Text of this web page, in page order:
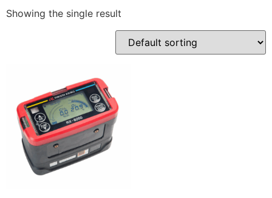
Showing the single result